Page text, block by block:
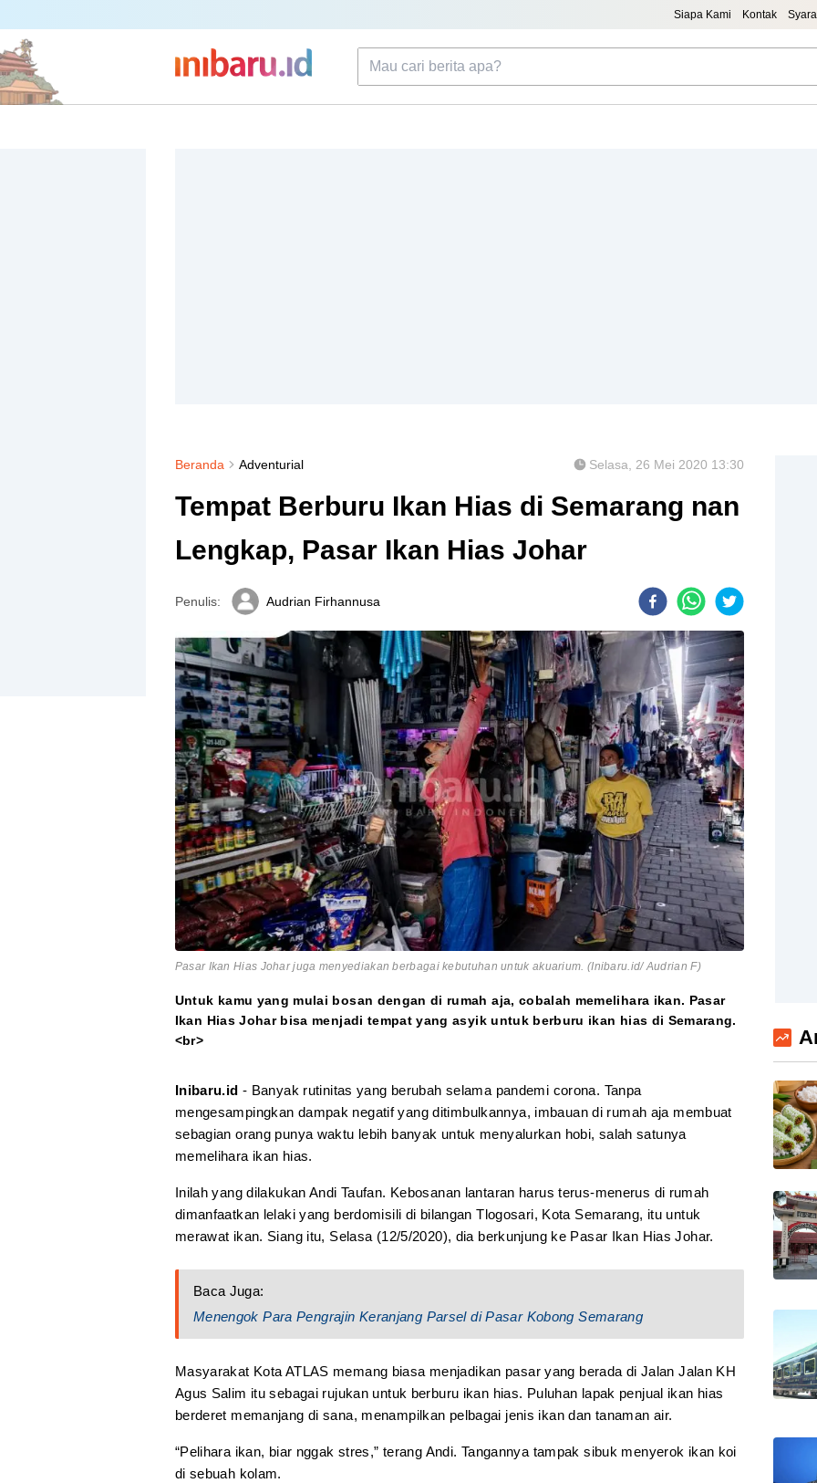
Siapa Kami Kontak
Beranda Adventurial Selasa, 26 Mei 2020 13:30
Tempat Berburu Ikan Hias di Semarang nan
Lengkap, Pasar Ikan Hias Johar
Penulis: Audrian Firhannusa
Pasar Ikan Hias Johar juga menyediakan berbagai kebutuhan untuk akuarium. (Inibaru.id/ Audrian F)
Untuk kamu yang mulai bosan dengan di rumah aja, cobalah memelihara ikan. Pasar
Ikan Hias Johar bisa menjadi tempat yang asyik untuk berburu ikan hias di Semarang.
<br>
Inibaru.id - Banyak rutinitas yang berubah selama pandemi corona. Tanpa
mengesampingkan dampak negatif yang ditimbulkannya, imbauan di rumah aja membuat
sebagian orang punya waktu lebih banyak untuk menyalurkan hobi, salah satunya
memelihara ikan hias.
Inilah yang dilakukan Andi Taufan. Kebosanan lantaran harus terus-menerus di rumah
dimanfaatkan lelaki yang berdomisili di bilangan Tlogosari, Kota Semarang, itu untuk
merawat ikan. Siang itu, Selasa (12/5/2020), dia berkunjung ke Pasar Ikan Hias Johar.
Baca Juga:
Menengok Para Pengrajin Keranjang Parsel di Pasar Kobong Semarang
Masyarakat Kota ATLAS memang biasa menjadikan pasar yang berada di Jalan Jalan KH
Agus Salim itu sebagai rujukan untuk berburu ikan hias. Puluhan lapak penjual ikan hias
berderet memanjang di sana, menampilkan pelbagai jenis ikan dan tanaman air.
“Pelihara ikan, biar nggak stres,” terang Andi. Tangannya tampak sibuk menyerok ikan koi
di sebuah kolam.